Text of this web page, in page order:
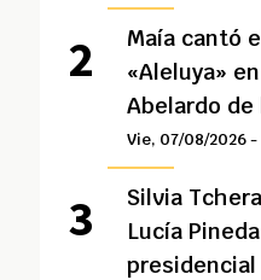
Maía cantó
«Aleluya»
Abelardo de
Vie, 07/08/2026
Silvia
Lucía